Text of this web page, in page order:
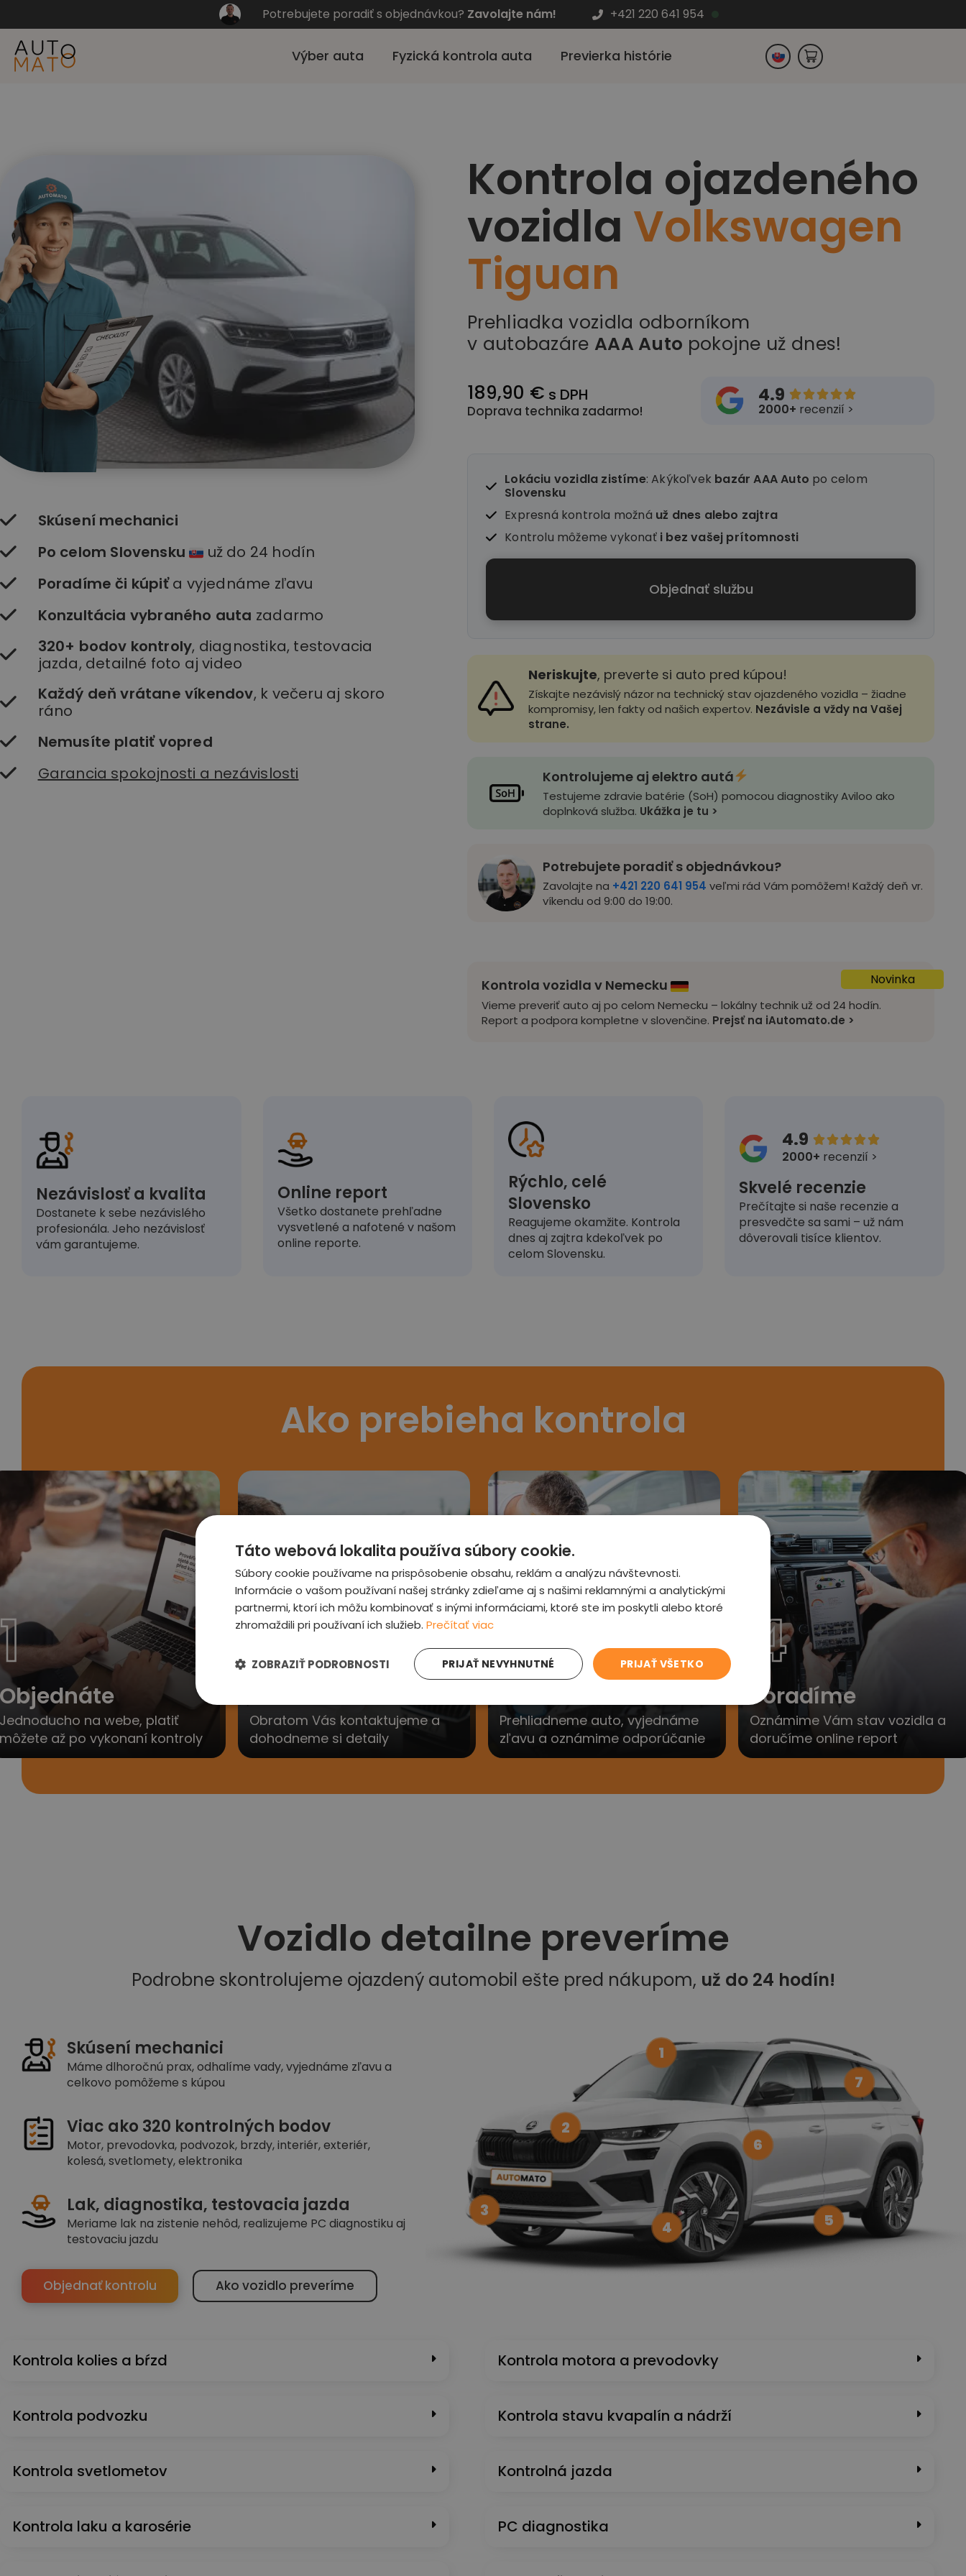
Potrebujete poradiť s objednávkou? Zavolajte nám! +421 220 641 954
Výber auta Fyzická kontrola auta Previerka histórie
Nemecko
Skúsení mechanici
Po celom Slovensku
už do 24 hodín
Poradíme či kúpiťa vyjednáme zľavu
Konzultácia vybraného auta zadarmo
320+ bodov kontroly, diagnostika, testovacia
jazda, detailné foto aj video
Každý deň vrátane víkendov, k večeru aj skoro
ráno
Nemusíte platiť vopred
Garancia spokojnosti a nezávislosti
Kontrola ojazdeného
vozidla Volkswagen
Tiguan
Prehliadka vozidla odborníkom
v autobazáre AAA Auto pokojne už dnes!
189,90 € s DPH
Doprava technika zadarmo!
4.9 
2000+ recenzií >
Lokáciu vozidla zistíme: Akýkoľvek bazár AAA Auto po celom
Slovensku
Expresná kontrola možná už dnes alebo zajtra
Kontrolu môžeme vykonať i bez vašej prítomnosti
Objednať službu
Neriskujte, preverte si auto pred kúpou!
Získajte nezávislý názor na technický stav ojazdeného vozidla – žiadne
kompromisy, len fakty od našich expertov. Nezávisle a vždy na Vašej
strane.
Kontrolujeme aj elektro autá
Testujeme zdravie batérie (SoH) pomocou diagnostiky Aviloo ako
doplnková služba. Ukážka je tu >
Potrebujete poradiť s objednávkou?
Zavolajte na +421 220 641 954 veľmi rád Vám pomôžem! Každý deň vr.
víkendu od 9:00 do 19:00.
Novinka
Kontrola vozidla v Nemecku
Vieme preveriť auto aj po celom Nemecku – lokálny technik už od 24 hodín.
Report a podpora kompletne v slovenčine. Prejsť na iAutomato.de >
Nezávislosť a kvalita
Dostanete k sebe nezávislého
profesionála. Jeho nezávislosť
vám garantujeme.
Online report
Všetko dostanete prehľadne
vysvetlené a nafotené v našom
online reporte.
Rýchlo, celé
Slovensko
Reagujeme okamžite. Kontrola
dnes aj zajtra kdekoľvek po
celom Slovensku.
4.9 
2000+ recenzií >
Skvelé recenzie
Prečítajte si naše recenzie a
presvedčte sa sami – už nám
dôverovali tisíce klientov.
Ako prebieha kontrola
1
Objednáte
Jednoducho na webe, platiť
môžete až po vykonaní kontroly
2
Obratom Vás kontaktujeme a
dohodneme si detaily
3
Prehliadneme auto, vyjednáme
zľavu a oznámime odporúčanie
4
Poradíme
Oznámime Vám stav vozidla a
doručíme online report
Vozidlo detailne preveríme
Podrobne skontrolujeme ojazdený automobil ešte pred nákupom, už do 24 hodín!
Skúsení mechanici
Máme dlhoročnú prax, odhalíme vady, vyjednáme zľavu a
celkovo pomôžeme s kúpou
Viac ako 320 kontrolných bodov
Motor, prevodovka, podvozok, brzdy, interiér, exteriér,
kolesá, svetlomety, elektronika
Lak, diagnostika, testovacia jazda
Meriame lak na zistenie nehôd, realizujeme PC diagnostiku aj
testovaciu jazdu
Objednať kontrolu Ako vozidlo preveríme
1
2
3
4
5
6
7
Kontrola kolies a bŕzd
Kontrola podvozku
Kontrola svetlometov
Kontrola laku a karosérie
Kontrola motora a prevodovky
Kontrola stavu kvapalín a nádrží
Kontrolná jazda
PC diagnostika
Táto webová lokalita používa súbory cookie.
Súbory cookie používame na prispôsobenie obsahu, reklám a analýzu návštevnosti.
Informácie o vašom používaní našej stránky zdieľame aj s našimi reklamnými a analytickými
partnermi, ktorí ich môžu kombinovať s inými informáciami, ktoré ste im poskytli alebo ktoré
zhromaždili pri používaní ich služieb. Prečítať viac
PRIJAŤ VŠETKO
PRIJAŤ NEVYHNUTNÉ
ZOBRAZIŤ PODROBNOSTI